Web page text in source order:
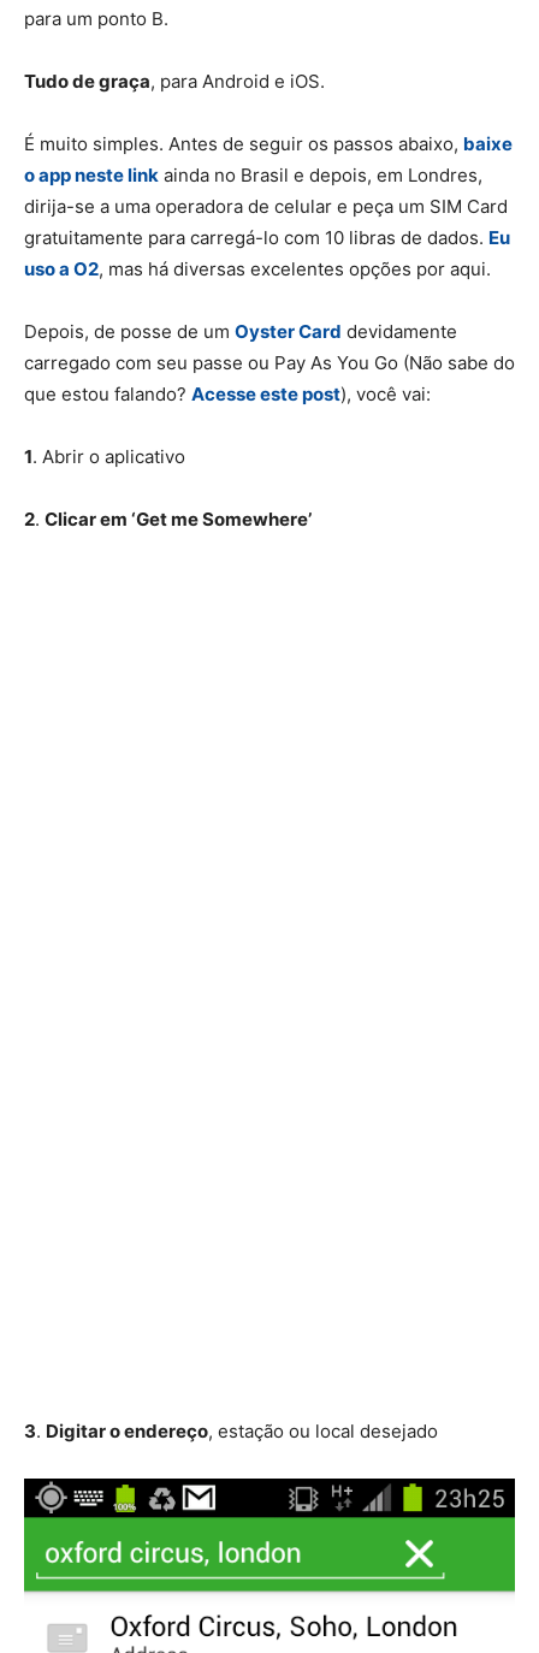
para um ponto B.
Tudo de graça, para Android e iOS.
É muito simples. Antes de seguir os passos abaixo, baixe
o app neste link ainda no Brasil e depois, em Londres,
dirija-se a uma operadora de celular e peça um SIM Card
gratuitamente para carregá-lo com 10 libras de dados. Eu
uso a O2, mas há diversas excelentes opções por aqui.
Depois, de posse de um Oyster Card devidamente
carregado com seu passe ou Pay As You Go (Não sabe do
que estou falando? Acesse este post), você vai:
1. Abrir o aplicativo
2. Clicar em ‘Get me Somewhere’
3. Digitar o endereço, estação ou local desejado